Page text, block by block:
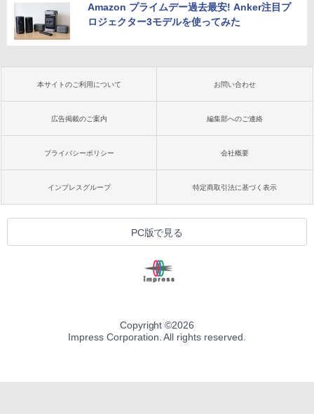
Amazon プライムデー過去最安! Anker注目プ
ロジェクター3モデルを使ってみた
本サイトのご利用について お問い合わせ
広告掲載のご案内 編集部へのご連絡
プライバシーポリシー 会社概要
インプレスグループ 特定商取引法に基づく表示
PC版で見る
Copyright ©2026
Impress Corporation. All rights reserved.